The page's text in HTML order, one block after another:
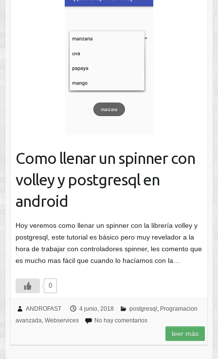
Como llenar un spinner con
volley y postgresql en
android
Hoy veremos como llenar un spinner con la librería volley y
postgresql, este tutorial es básico pero muy revelador a la
hora de trabajar con controladores spinner, les comento que
es mucho mas fácil que cuando lo hacíamos con la…
0
ANDROFAST 4 junio, 2018 postgresql , Programacion
avanzada, Webservices No hay comentarios
leer más